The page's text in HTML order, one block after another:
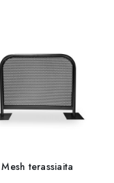
Mesh terassiaita